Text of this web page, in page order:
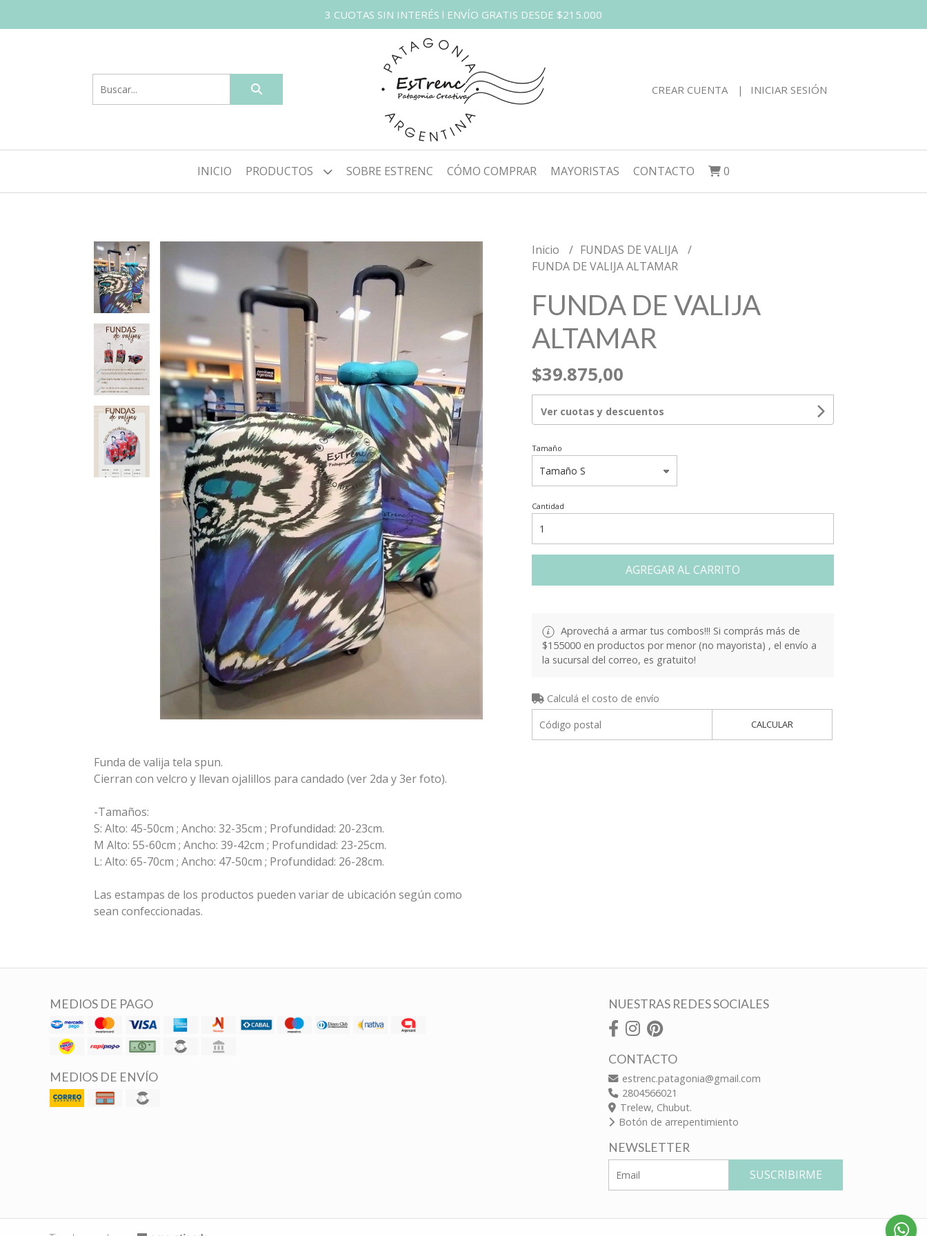
3 CUOTAS SIN INTERÉS l ENVÍO GRATIS DESDE $215.000
CREAR CUENTA INICIAR SESIÓN
INICIO PRODUCTOS SOBRE ESTRENC CÓMO COMPRAR MAYORISTAS CONTACTO 0
Funda de valija tela spun.
Cierran con velcro y llevan ojalillos para candado (ver 2da y 3er foto).
-Tamaños:
S: Alto: 45-50cm ; Ancho: 32-35cm ; Profundidad: 20-23cm.
M Alto: 55-60cm ; Ancho: 39-42cm ; Profundidad: 23-25cm.
L: Alto: 65-70cm ; Ancho: 47-50cm ; Profundidad: 26-28cm.
Las estampas de los productos pueden variar de ubicación según como
sean confeccionadas.
Inicio
FUNDAS DE VALIJA
FUNDA DE VALIJA ALTAMAR
FUNDA DE VALIJA
ALTAMAR
$39.875,00
Ver cuotas y descuentos
Tamaño
Cantidad
AGREGAR AL CARRITO
Aprovechá a armar tus combos!!! Si comprás más de
$155000 en productos por menor (no mayorista) , el envío a
la sucursal del correo, es gratuito!
Calculá el costo de envío
CALCULAR
MEDIOS DE PAGO
MEDIOS DE ENVÍO
NUESTRAS REDES SOCIALES
CONTACTO
estrenc.patagonia@gmail.com
2804566021
Trelew, Chubut.
Botón de arrepentimiento
NEWSLETTER
SUSCRIBIRME